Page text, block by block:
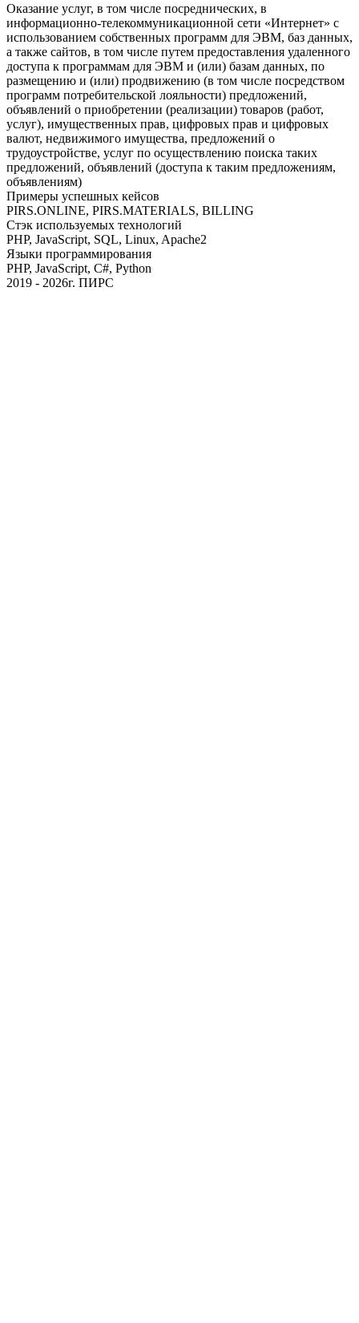
Оказание услуг, в том числе посреднических, в
информационно-телекоммуникационной сети «Интернет» с
использованием собственных программ для ЭВМ, баз данных,
а также сайтов, в том числе путем предоставления удаленного
доступа к программам для ЭВМ и (или) базам данных, по
размещению и (или) продвижению (в том числе посредством
программ потребительской лояльности) предложений,
объявлений о приобретении (реализации) товаров (работ,
услуг), имущественных прав, цифровых прав и цифровых
валют, недвижимого имущества, предложений о
трудоустройстве, услуг по осуществлению поиска таких
предложений, объявлений (доступа к таким предложениям,
объявлениям)
Примеры успешных кейсов
PIRS.ONLINE, PIRS.MATERIALS, BILLING
Стэк используемых технологий
PHP, JavaScript, SQL, Linux, Apache2
Языки программирования
PHP, JavaScript, C#, Python
2019 - 2026г. ПИРС